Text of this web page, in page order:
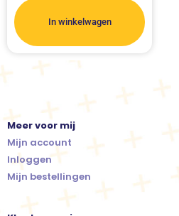
In winkelwagen
Meer voor mij
Mijn account
Inloggen
Mijn bestellingen